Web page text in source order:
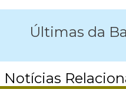
Últimas da
Notícias